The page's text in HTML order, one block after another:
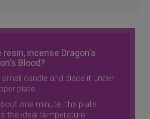
incense Dragon's
Blood?
small candle and place it under
plate.
one minute, the plate
the ideal temperature.